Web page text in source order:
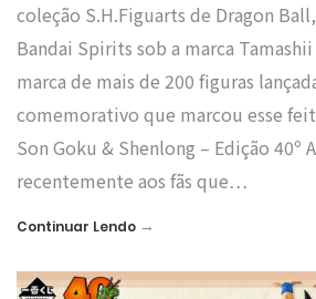
coleção S.H.Figuarts de Dragon
Bandai Spirits sob a marca
marca de mais de 200 figuras
comemorativo que marcou esse
Son Goku & Shenlong – Edição 40º
recentemente aos fãs que…
Continuar Lendo →